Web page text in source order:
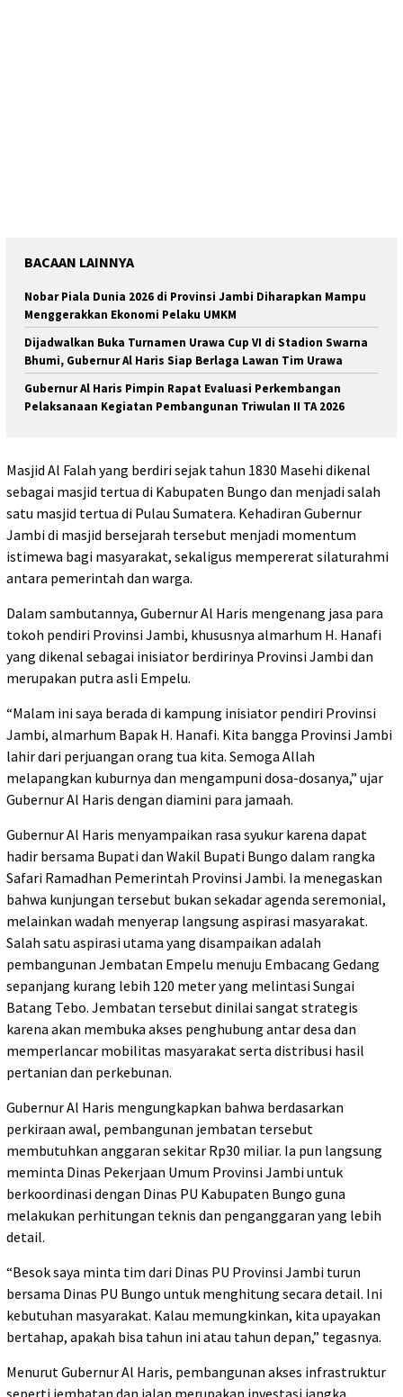
BACAAN LAINNYA
Nobar Piala Dunia 2026 di Provinsi Jambi Diharapkan Mampu
Menggerakkan Ekonomi Pelaku UMKM
Dijadwalkan Buka Turnamen Urawa Cup VI di Stadion Swarna
Bhumi, Gubernur Al Haris Siap Berlaga Lawan Tim Urawa
Gubernur Al Haris Pimpin Rapat Evaluasi Perkembangan
Pelaksanaan Kegiatan Pembangunan Triwulan II TA 2026
Masjid Al Falah yang berdiri sejak tahun 1830 Masehi dikenal
sebagai masjid tertua di Kabupaten Bungo dan menjadi salah
satu masjid tertua di Pulau Sumatera. Kehadiran Gubernur
Jambi di masjid bersejarah tersebut menjadi momentum
istimewa bagi masyarakat, sekaligus mempererat silaturahmi
antara pemerintah dan warga.
Dalam sambutannya, Gubernur Al Haris mengenang jasa para
tokoh pendiri Provinsi Jambi, khususnya almarhum H. Hanafi
yang dikenal sebagai inisiator berdirinya Provinsi Jambi dan
merupakan putra asli Empelu.
“Malam ini saya berada di kampung inisiator pendiri Provinsi
Jambi, almarhum Bapak H. Hanafi. Kita bangga Provinsi Jambi
lahir dari perjuangan orang tua kita. Semoga Allah
melapangkan kuburnya dan mengampuni dosa-dosanya,” ujar
Gubernur Al Haris dengan diamini para jamaah.
Gubernur Al Haris menyampaikan rasa syukur karena dapat
hadir bersama Bupati dan Wakil Bupati Bungo dalam rangka
Safari Ramadhan Pemerintah Provinsi Jambi. Ia menegaskan
bahwa kunjungan tersebut bukan sekadar agenda seremonial,
melainkan wadah menyerap langsung aspirasi masyarakat.
Salah satu aspirasi utama yang disampaikan adalah
pembangunan Jembatan Empelu menuju Embacang Gedang
sepanjang kurang lebih 120 meter yang melintasi Sungai
Batang Tebo. Jembatan tersebut dinilai sangat strategis
karena akan membuka akses penghubung antar desa dan
memperlancar mobilitas masyarakat serta distribusi hasil
pertanian dan perkebunan.
Gubernur Al Haris mengungkapkan bahwa berdasarkan
perkiraan awal, pembangunan jembatan tersebut
membutuhkan anggaran sekitar Rp30 miliar. Ia pun langsung
meminta Dinas Pekerjaan Umum Provinsi Jambi untuk
berkoordinasi dengan Dinas PU Kabupaten Bungo guna
melakukan perhitungan teknis dan penganggaran yang lebih
detail.
“Besok saya minta tim dari Dinas PU Provinsi Jambi turun
bersama Dinas PU Bungo untuk menghitung secara detail. Ini
kebutuhan masyarakat. Kalau memungkinkan, kita upayakan
bertahap, apakah bisa tahun ini atau tahun depan,” tegasnya.
Menurut Gubernur Al Haris, pembangunan akses infrastruktur